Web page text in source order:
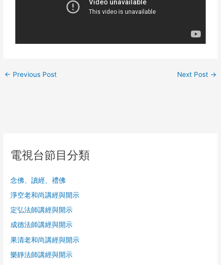
← Previous Post Next Post →
電視台節目分類
念佛、讀經、禮佛
淨空老和尚講經與開示
定弘法師講經與開示
成德法師講經與開示
果清老和尚講經與開示
樂靜法師講經與開示